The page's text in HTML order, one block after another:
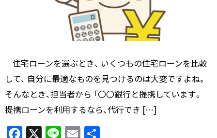
住宅ローンを選ぶとき、 いくつもの住宅ローンを比較
して、 自分に最適なものを見つけるのは大変ですよね。
そんなとき、担当者から 「〇〇銀行と提携しています。
提携ローンを利用するなら、代行でき […]